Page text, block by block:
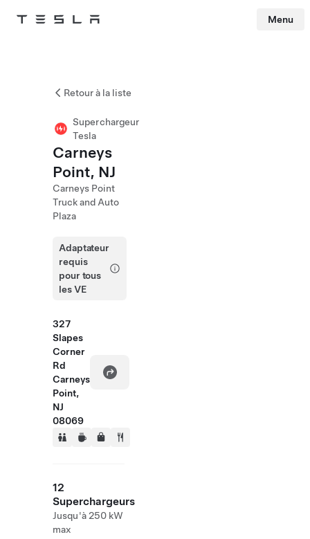
Tesla Menu
Retour à la liste
Superchargeur
Tesla
Carneys
Point, NJ
Carneys Point
Truck and Auto
Plaza
Adaptateur
requis
pour tous
les VE
327
Slapes
Corner
Rd
Carneys
Point,
NJ
08069
12
Superchargeurs
Jusqu'à 250 kW
max